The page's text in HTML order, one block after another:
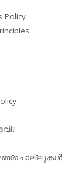
Policy